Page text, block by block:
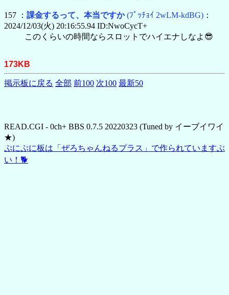
157 ： 課金するって、本当ですか(ﾌﾟｯﾁｮｲ 2wLM-kdBG) ：
2024/12/03(火) 20:16:55.94 ID:NwoCycT+
このくらいの時間ならスロットでハイエナしなよ😎
173KB
掲示板に戻る 全部 前100 次100 最新50
READ.CGI - 0ch+ BBS 0.7.5 20220323 (Tuned by イーブイワイ
★)
ぷにぷに板は「ぜろちゃんねるプラス」で作られていますぶ
い！🐕